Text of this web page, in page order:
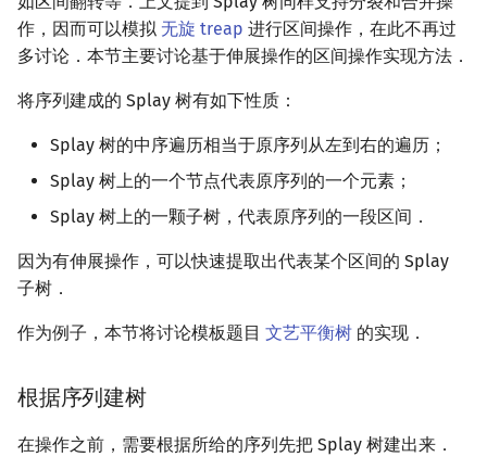
作，因而可以模拟 无旋 treap 进行区间操作，在此不再过
多讨论．本节主要讨论基于伸展操作的区间操作实现方法．
将序列建成的 Splay 树有如下性质：
Splay 树的中序遍历相当于原序列从左到右的遍历；
Splay 树上的一个节点代表原序列的一个元素；
Splay 树上的一颗子树，代表原序列的一段区间．
因为有伸展操作，可以快速提取出代表某个区间的 Splay
子树．
作为例子，本节将讨论模板题目 文艺平衡树 的实现．
根据序列建树
在操作之前，需要根据所给的序列先把 Splay 树建出来．